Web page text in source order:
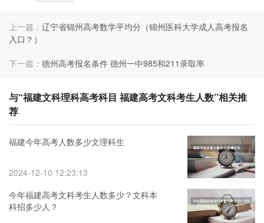
上一篇： 辽宁省锦州高考数学平均分（锦州医科大学成人高考报名
入口？）
下一篇： 德州高考报名条件 德州一中985和211录取率
与“福建文科理科高考科目 福建高考文科考生人数”相关推
荐
福建今年高考人数多少文理科生
2024-12-10 12:23:13
今年福建高考文科考生人数多少？文科本
科招多少人？